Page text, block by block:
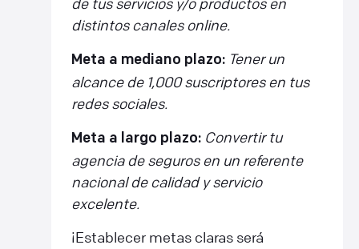
distintos canales online.
Meta a mediano plazo: Tener un
alcance de 1,000 suscriptores en tus
redes sociales.
Meta a largo plazo: Convertir tu
agencia de seguros en un referente
nacional de calidad y servicio
excelente.
¡Establecer metas claras será